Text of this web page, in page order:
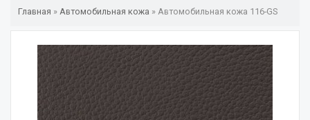
Главная » Автомобильная кожа » Автомобильная кожа 116-GS